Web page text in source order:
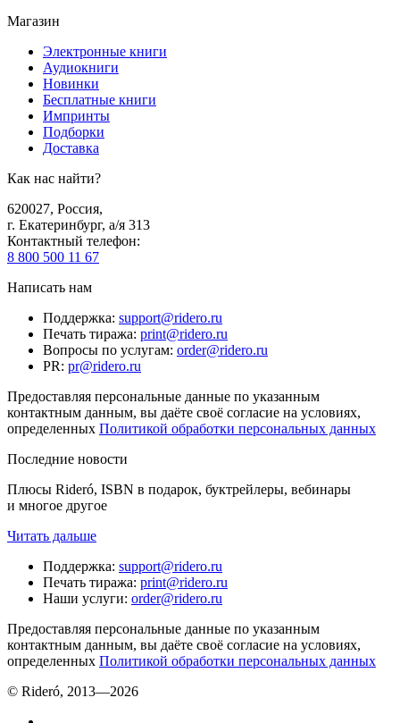
Магазин
Электронные книги
Аудиокниги
Новинки
Бесплатные книги
Импринты
Подборки
Доставка
Как нас найти?
620027, Россия,
г. Екатеринбург, а/я 313
Контактный телефон:
8 800 500 11 67
Написать нам
Поддержка: support@ridero.ru
Печать тиража: print@ridero.ru
Вопросы по услугам: order@ridero.ru
PR: pr@ridero.ru
Предоставляя персональные данные по указанным
контактным данным, вы даёте своё согласие на условиях,
определенных Политикой обработки персональных данных
Последние новости
Плюсы Rideró, ISBN в подарок, буктрейлеры, вебинары
и многое другое
Читать дальше
Поддержка: support@ridero.ru
Печать тиража: print@ridero.ru
Наши услуги: order@ridero.ru
Предоставляя персональные данные по указанным
контактным данным, вы даёте своё согласие на условиях,
определенных Политикой обработки персональных данных
© Rideró, 2013—2026